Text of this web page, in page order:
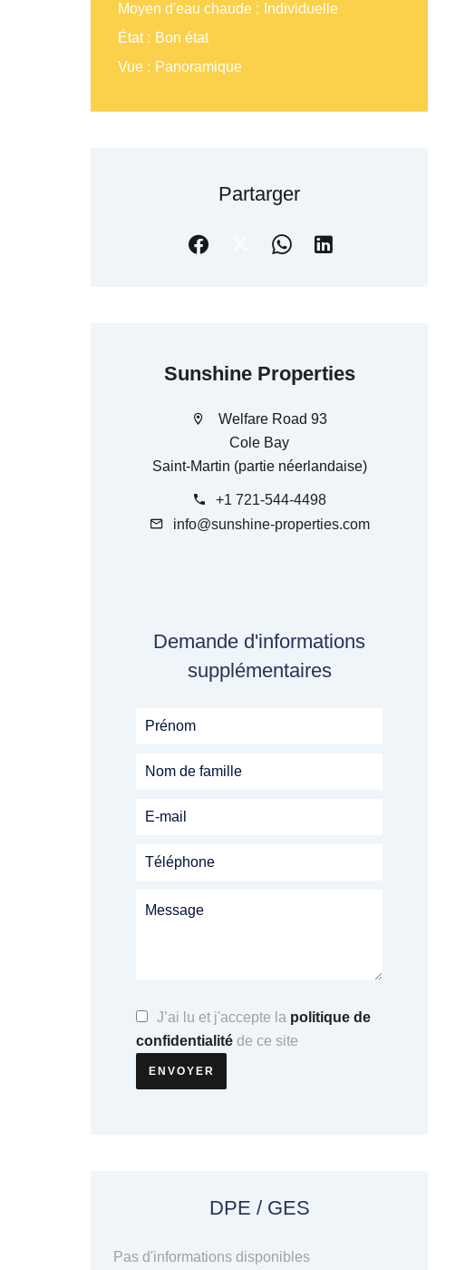
Moyen d'eau chaude
Individuelle
État
Bon état
Vue
Panoramique
Partarger
Sunshine Properties
Welfare Road 93
Cole Bay
Saint-Martin (partie néerlandaise)
+1 721-544-4498
info@sunshine-properties.com
Demande d'informations
supplémentaires
J’ai lu et j'accepte la politique de
confidentialité de ce site
ENVOYER
DPE / GES
Pas d'informations disponibles